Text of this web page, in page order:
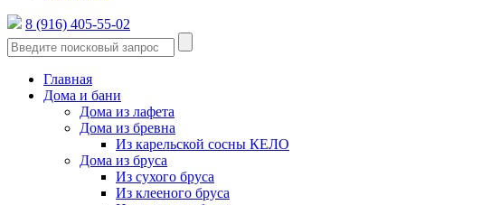
8 (916) 405-55-02
Главная
Дома и бани
Дома из лафета
Дома из бревна
Из карельской сосны КЕЛО
Дома из бруса
Из сухого бруса
Из клееного бруса